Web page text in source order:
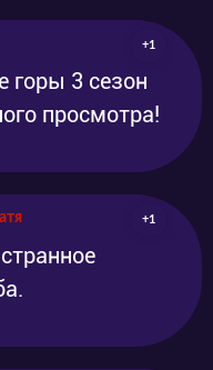
+1
горы 3 сезон
просмотра!
+1